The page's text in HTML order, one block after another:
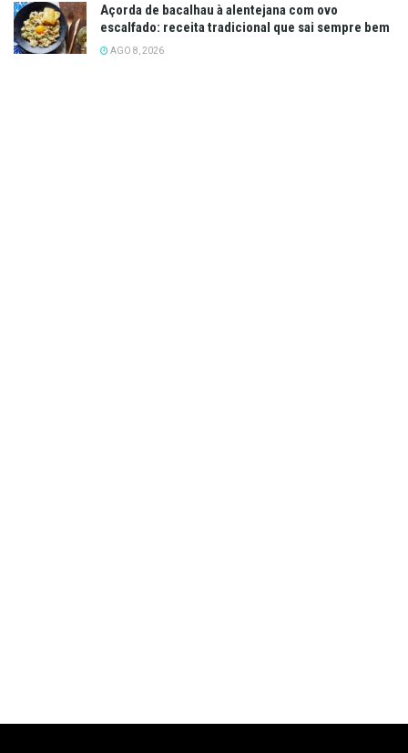
Açorda de bacalhau à alentejana com ovo
escalfado: receita tradicional que sai sempre bem
AGO 8, 2026